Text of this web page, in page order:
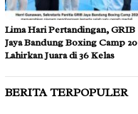
Lima Hari Pertandingan, GRIB
Jaya Bandung Boxing Camp
Lahirkan Juara di 36 Kelas
BERITA TERPOPULER